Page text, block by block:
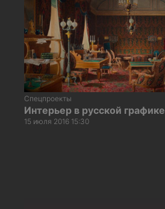
Спецпроекты
Интерьер в русской графике
15 июля 2016 15:30